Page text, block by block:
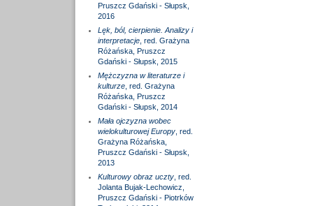
Pruszcz Gdański - Słupsk,
2016
Lęk, ból, cierpienie. Analizy i
interpretacje, red. Grażyna
Różańska, Pruszcz
Gdański - Słupsk, 2015
Mężczyzna w literaturze i
kulturze, red. Grażyna
Różańska, Pruszcz
Gdański - Słupsk, 2014
Mała ojczyzna wobec
wielokulturowej Europy, red.
Grażyna Różańska,
Pruszcz Gdański - Słupsk,
2013
Kulturowy obraz uczty, red.
Jolanta Bujak-Lechowicz,
Pruszcz Gdański - Piotrków